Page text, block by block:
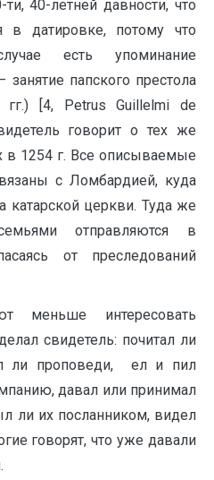
40-летней давности, что
в датировке, потому что
есть упоминание
занятие папского престола
[4, Petrus Guillelmi de
говорит о тех же
в 1254 г. Все описываемые
с Ломбардией, куда
катарской церкви. Туда же
отправляются в
от преследований
меньше интересовать
свидетель: почитал ли
ли проповеди, ел и пил
давал или принимал
ли их посланником, видел
говорят, что уже давали